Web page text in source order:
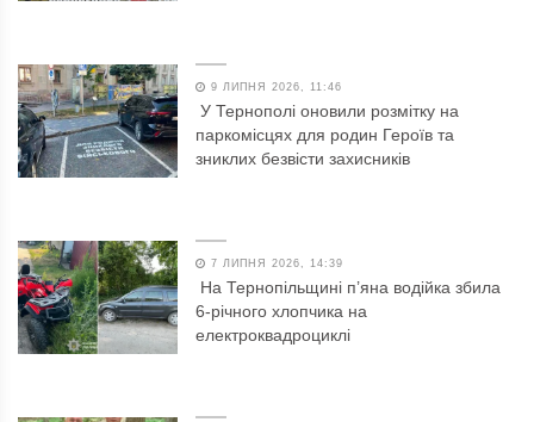
9 ЛИПНЯ 2026, 11:46
У Тернополі оновили розмітку на
паркомісцях для родин Героїв та
зниклих безвісти захисників
7 ЛИПНЯ 2026, 14:39
На Тернопільщині п’яна водійка збила
6-річного хлопчика на
електроквадроциклі